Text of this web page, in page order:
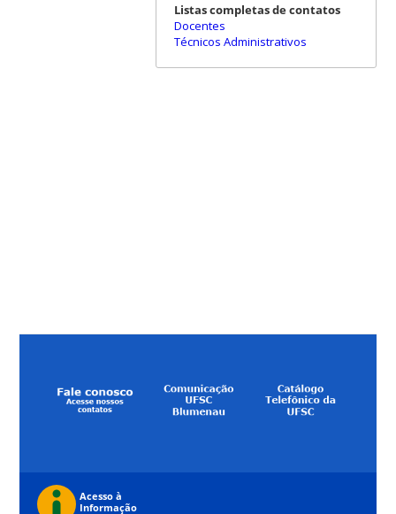
Listas completas de contatos
Docentes
Técnicos Administrativos